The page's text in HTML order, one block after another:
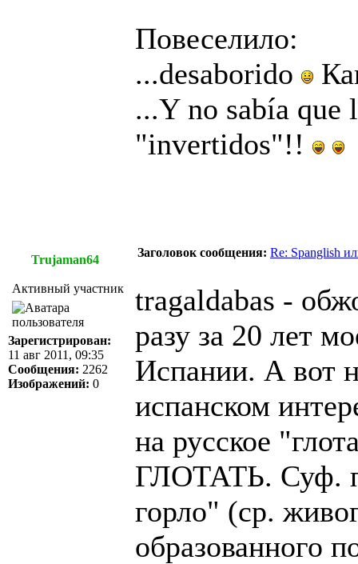
Повеселило:
...desaborido
...Y no sabía que
"invertidos"!!
Trujaman64
Заголовок сообщения: Re: Spanglish
Активный участник
Зарегистрирован:
11 авг 2011, 09:35
Сообщения: 2262
Изображений: 0
tragaldabas -
разу за 20 лет
Испании. А вот
испанском
на русское
ГЛОТАТЬ. Суф.
горло" (ср.
образованного